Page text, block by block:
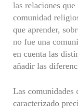
las relaciones
comunidad
que aprender,
no fue una
en cuenta las
añadir las
Las comunidades
caracterizado